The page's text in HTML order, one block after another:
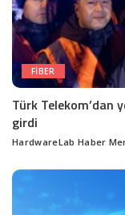
FIBER
Türk Telekom’dan
girdi
Posted
HardwareLab Haber